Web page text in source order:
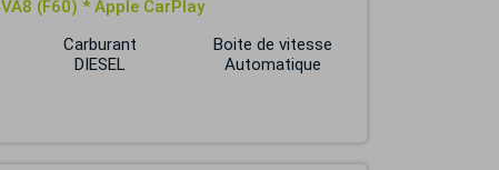
(F60) * Apple CarPlay
Carburant
DIESEL
Boite de vitesse
Automatique